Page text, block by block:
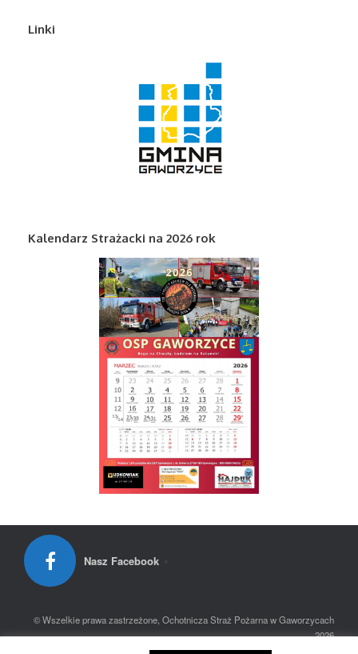
Linki
Kalendarz Strażacki na 2026 rok
Nasz Facebook
© Wszelkie prawa zastrzeżone, Ochotnicza Straż Pożarna w Gaworzycach
2026